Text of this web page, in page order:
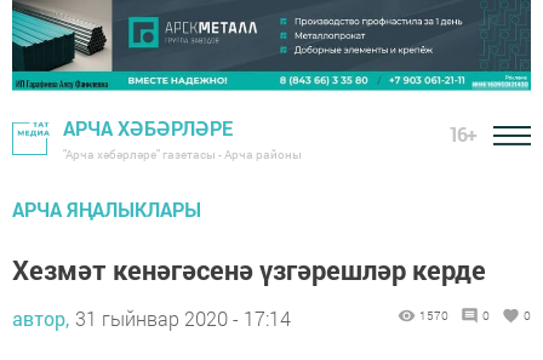
АРЧА ХӘБӘРЛӘРЕ
"Арча хәбәрләре" газетасы - Арча районы
16+
АРЧА ЯҢАЛЫКЛАРЫ
Хезмәт кенәгәсенә үзгәрешләр керде
автор, 31 гыйнвар 2020 - 17:14 1570 0 0